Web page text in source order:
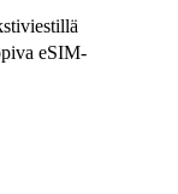
eSIM-